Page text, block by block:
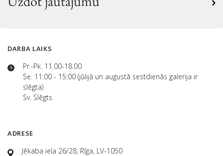
DARBA LAIKS
Pr.-Pk. 11.00-18.00
Se. 11:00 - 15:00 (jūlijā un augustā sestdienās galerija ir
slēgta)
Sv. Slēgts
ADRESE
Jēkaba iela 26/28, Rīga, LV-1050